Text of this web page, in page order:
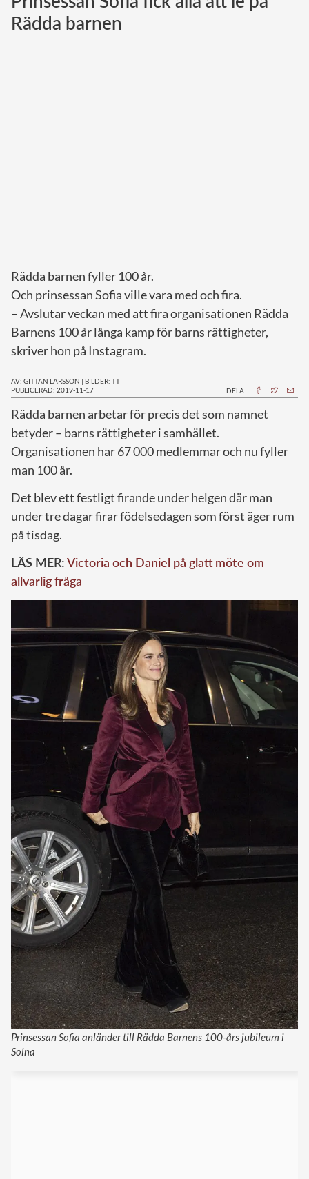
Norska kungahuset
Rädda barnen
Rädda barnen fyller 100 år.
Och prinsessan Sofia ville vara med och fira.
– Avslutar veckan med att fira organisationen Rädda
Barnens 100 år långa kamp för barns rättigheter,
skriver hon på Instagram.
AV: GITTAN LARSSON | BILDER: TT
PUBLICERAD: 2019-11-17
DELA:
Rädda barnen arbetar för precis det som namnet
betyder – barns rättigheter i samhället.
Organisationen har 67 000 medlemmar och nu fyller
man 100 år.
Det blev ett festligt firande under helgen där man
under tre dagar firar födelsedagen som först äger rum
på tisdag.
LÄS MER:Victoria och Daniel på glatt möte om
allvarlig fråga
Prinsessan Sofia anländer till Rädda Barnens 100-års jubileum i
Solna